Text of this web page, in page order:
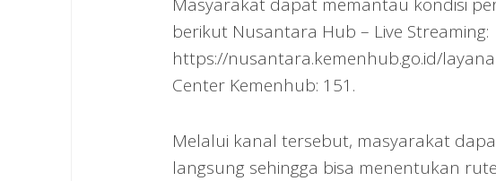
berikut Nusantara Hub – Live Streaming:
https://nusantara.kemenhub.go.id/
Center Kemenhub: 151.
Melalui kanal tersebut, masyarakat
langsung sehingga bisa menentukan